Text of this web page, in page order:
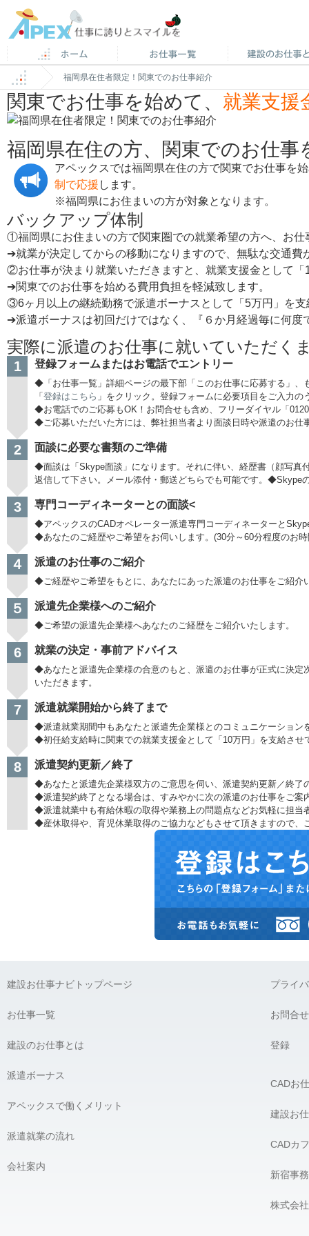
福岡県在住者限定！関東でのお仕事紹介
関東でお仕事を始めて、 就業支援
福岡県在住の方、関東でのお仕
アペックスでは福岡県在住の方で関東でお仕事を
制で応援 します。
※福岡県にお住まいの方が対象となります。
バックアップ体制
①福岡県にお住まいの方で関東圏での就業希望の方へ、お仕
➔就業が決定してからの移動になりますので、無駄な交通費
②お仕事が決まり就業いただきますと、就業支援金として「
➔関東でのお仕事を始める費用負担を軽減致します。
③6ヶ月以上の継続勤務で派遣ボーナスとして「5万円」を支
➔派遣ボーナスは初回だけではなく、『６か月経過毎に何度
実際に派遣のお仕事に就いていただく
1 登録フォームまたはお電話でエントリー
◆「お仕事一覧」詳細ページの最下部「このお仕事に応募する」、
「 登録はこちら 」をクリック。登録フォームに必要項目をご入力の
◆お電話でのご応募もOK！お問合せも含め、フリーダイヤル「
◆ご応募いただいた方には、弊社担当者より面談日時や派遣のお仕
2 面談に必要な書類のご準備
◆面談は「Skype面談」になります。それに伴い、経歴書（顔写真
返信して下さい。メール添付・郵送どちらでも可能です。◆Skype
3 専門コーディネーターとの面談<
◆アペックスのCADオペレーター派遣専門コーディネーターと
◆あなたのご経歴やご希望をお伺いします。(30分～60分程度のお
４ 派遣のお仕事のご紹介
◆ご経歴やご希望をもとに、あなたにあった派遣のお仕事をご紹介
５ 派遣先企業様へのご紹介
◆ご希望の派遣先企業様へあなたのご経歴をご紹介いたします。
6 就業の決定・事前アドバイス
◆あなたと派遣先企業様の合意のもと、派遣のお仕事が正式に決
いただきます。
7 派遣就業開始から終了まで
◆派遣就業期間中もあなたと派遣先企業様とのコミュニケーション
◆初任給支給時に関東での就業支援金として「10万円」を支給させ
8 派遣契約更新／終了
◆あなたと派遣先企業様双方のご意思を伺い、派遣契約更新／終了
◆派遣契約終了となる場合は、すみやかに次の派遣のお仕事をご案
◆派遣就業中も有給休暇の取得や業務上の問題点などお気軽に担当
◆産休取得や、育児休業取得のご協力などもさせて頂きますので、
建設お仕事ナビトップページ
お仕事一覧
建設のお仕事とは
派遣ボーナス
アペックスで働くメリット
派遣就業の流れ
会社案内
プライ
お問合せ
登録
CADお
建設お
CADカ
新宿事
株式会